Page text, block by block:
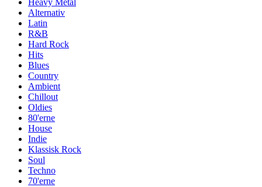
Heavy Metal
Alternativ
Latin
R&B
Hard Rock
Hits
Blues
Country
Ambient
Chillout
Oldies
80'erne
House
Indie
Klassisk Rock
Soul
Techno
70'erne